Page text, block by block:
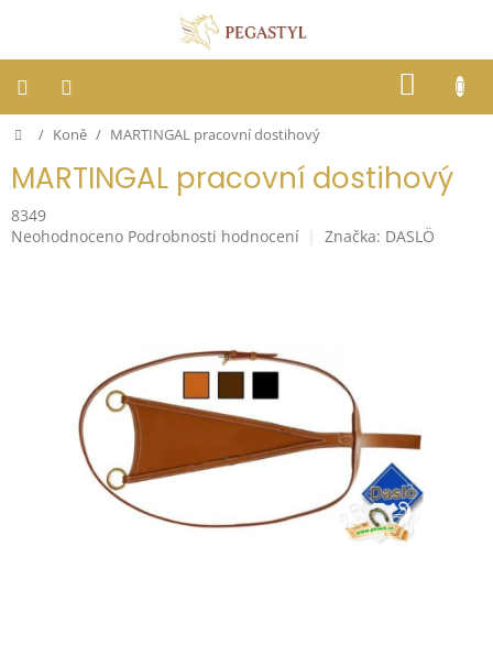
KOŠÍK
Dostihy
Domů
/ Koně / MARTINGAL pracovní dostihový
MARTINGAL pracovní dostihový
8349
Průměrné
Neohodnoceno Podrobnosti hodnocení Značka: DASLÖ